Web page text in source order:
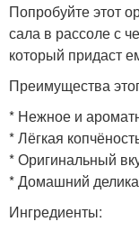
Попробуйте этот
сала в рассоле с
который придаст
Преимущества
* Нежное и
* Лёгкая
* Оригинальный
* Домашний
Ингредиенты: